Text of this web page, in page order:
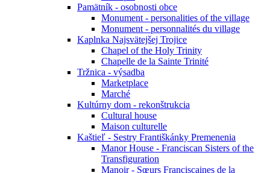
Pamätník - osobnosti obce
Monument - personalities of the village
Monument - personnalités du village
Kaplnka Najsvätejšej Trojice
Chapel of the Holy Trinity
Chapelle de la Sainte Trinité
Tržnica - výsadba
Marketplace
Marché
Kultúrny dom - rekonštrukcia
Cultural house
Maison culturelle
Kaštieľ - Sestry Františkánky Premenenia
Manor House - Franciscan Sisters of the
Transfiguration
Manoir - Sœurs Franciscaines de la